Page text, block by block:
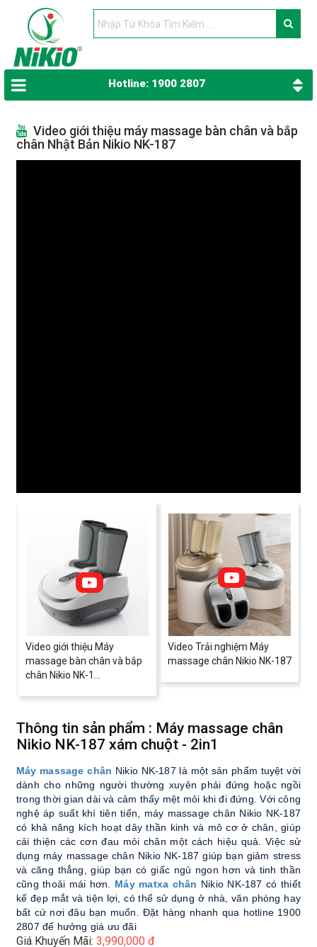
Hotline: 1900 2807
Video giới thiệu máy massage bàn chân và bắp
chân Nhật Bản Nikio NK-187
Video giới thiệu Máy
massage bàn chân và bắp
chân Nikio NK-1...
Video Trải nghiệm Máy
massage chân Nikio NK-187
Thông tin sản phẩm : Máy massage chân
Nikio NK-187 xám chuột - 2in1
Máy massage chân Nikio NK-187 là một sản phẩm tuyệt vời
dành cho những người thường xuyên phải đứng hoặc ngồi
trong thời gian dài và cảm thấy mệt mỏi khi đi đứng. Với công
nghệ áp suất khí tiên tiến, máy massage chân Nikio NK-187
có khả năng kích hoạt dây thần kinh và mô cơ ở chân, giúp
cải thiện các cơn đau mỏi chân một cách hiệu quả. Việc sử
dụng máy massage chân Nikio NK-187 giúp bạn giảm stress
và căng thẳng, giúp bạn có giấc ngủ ngon hơn và tinh thần
cũng thoải mái hơn. Máy matxa chân Nikio NK-187 có thiết
kế đẹp mắt và tiện lợi, có thể sử dụng ở nhà, văn phòng hay
bất cứ nơi đâu bạn muốn. Đặt hàng nhanh qua hotline 1900
2807 để hưởng giá ưu đãi
Giá Khuyến Mãi: 3,990,000 đ